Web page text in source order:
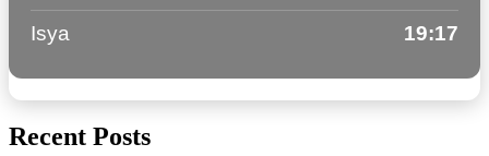
Isya 19:17
Recent Posts